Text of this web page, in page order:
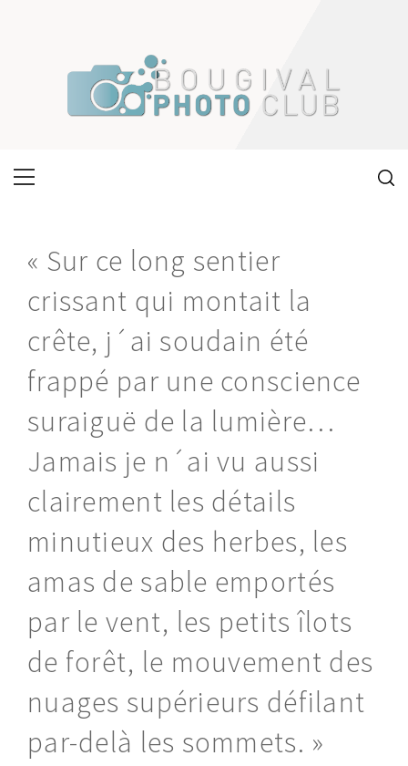
Primary
« Sur ce long sentier
crissant qui montait la
crête, j´ai soudain été
frappé par une conscience
suraiguë de la lumière…
Jamais je n´ai vu aussi
clairement les détails
minutieux des herbes, les
amas de sable emportés
par le vent, les petits îlots
de forêt, le mouvement des
nuages supérieurs défilant
par-delà les sommets. »